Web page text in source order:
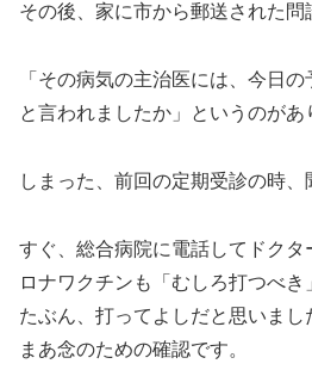
その後、家に市から郵送された問
「その病気の主治医には、今日
と言われましたか」というのがあ
しまった、前回の定期受診の時、
すぐ、総合病院に電話してドクタ
ロナワクチンも「むしろ打つべき
たぶん、打ってよしだと思いまし
まあ念のための確認です。